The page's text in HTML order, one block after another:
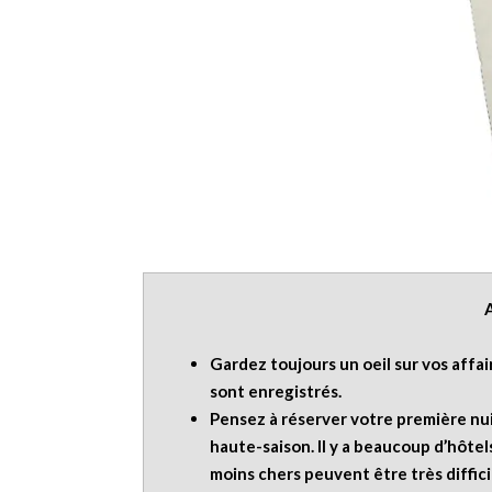
Gardez toujours un oeil sur vos
sont enregistrés.
Pensez à réserver votre première
haute-saison. Il y a beaucoup
moins chers peuvent être très